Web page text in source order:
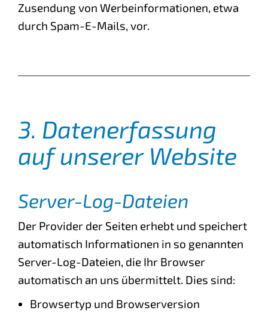
Zusendung von Werbeinformationen, etwa
durch Spam-E-Mails, vor.
3. Datenerfassung
auf unserer Website
Server-Log-Dateien
Der Provider der Seiten erhebt und speichert
automatisch Informationen in so genannten
Server-Log-Dateien, die Ihr Browser
automatisch an uns übermittelt. Dies sind:
Browsertyp und Browserversion